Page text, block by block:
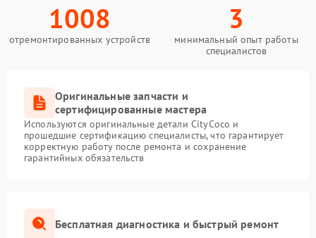
1008
отремонтированных устройств
3
минимальный опыт работы
специалистов
Оригинальные запчасти и
сертифицированные мастера
Используются оригинальные детали CityCoco и
прошедшие сертификацию специалисты, что гарантирует
корректную работу после ремонта и сохранение
гарантийных обязательств
Бесплатная диагностика и быстрый ремонт